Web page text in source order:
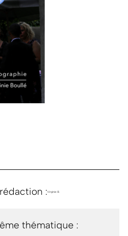
:Virginie B.
thématique :